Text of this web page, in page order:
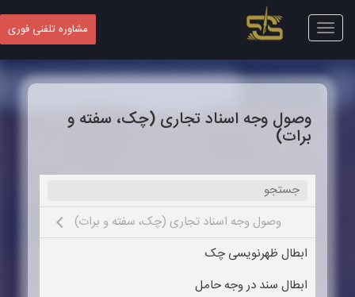
Toggle
navigation
مشاوره تلفنی فوری
وصول وجه اسناد تجاری (چک، سفته و
برات)
وصول وجه اسناد تجاری (چک، سفته و برات)
ابطال ظهرنویسی چک
ابطال سند در وجه حامل